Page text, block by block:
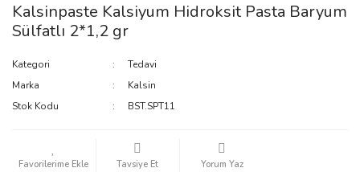
Kalsinpaste Kalsiyum Hidroksit Pasta Baryum
Sülfatlı 2*1,2 gr
Kategori
Tedavi
Marka
Kalsin
Stok Kodu
BST.SPT11
Tavsiye Et Yorum Yaz